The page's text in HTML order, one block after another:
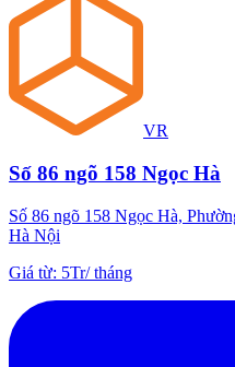
VR
Số 86 ngõ 158 Ngọc Hà
Số 86 ngõ 158 Ngọc Hà,
Hà Nội
Giá từ: 5Tr/tháng